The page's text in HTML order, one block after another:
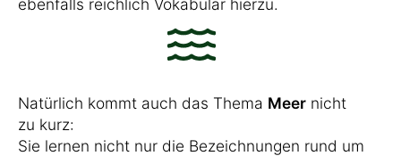
ebenfalls reichlich Vokabular hierzu.
Natürlich kommt auch das Thema Meer nicht
zu kurz:
Sie lernen nicht nur die Bezeichnungen rund um